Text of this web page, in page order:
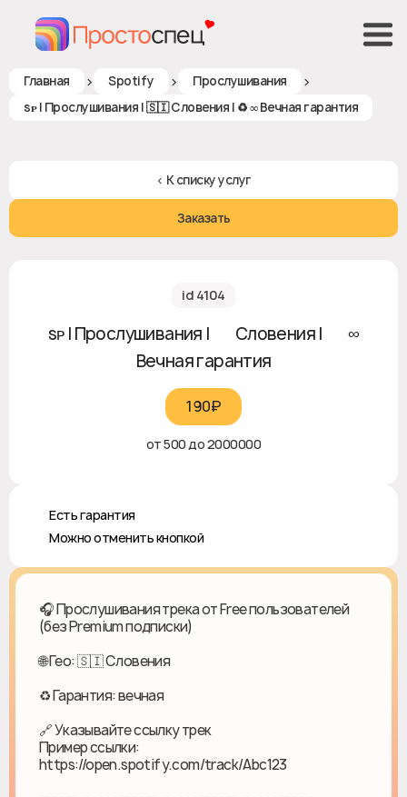
Главная > Spotify > Прослушивания >
sᴘ | Прослушивания | 🇸🇮 Словения | ♻ ∞ Вечная гарантия
< К списку услуг
Заказать
id 4104
sᴘ | Прослушивания | 🇸🇮 Словения | ♻ ∞
Вечная гарантия
190₽‎
от 500 до 2000000
♻️ Есть гарантия
❎ Можно отменить кнопкой
🎧 Прослушивания трека от Free пользователей
(без Premium подписки)
🌐 Гео: 🇸🇮 Словения
♻ Гарантия: вечная
🔗 Указывайте ссылку трек
Пример ссылки:
https://open.spotify.com/track/Abc123